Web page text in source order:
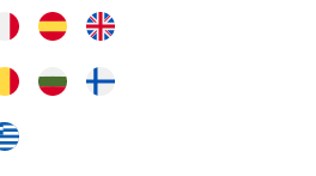
this for my daughter’s new kitchen,
Thank you again Klarstein. Will
now. 100%